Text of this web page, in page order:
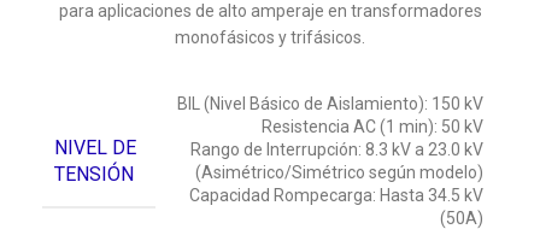
para aplicaciones de alto amperaje en transformadores
monofásicos y trifásicos.
NIVEL DE
TENSIÓN
BIL (Nivel Básico de Aislamiento): 150 kV
Resistencia AC (1 min): 50 kV
Rango de Interrupción: 8.3 kV a 23.0 kV
(Asimétrico/Simétrico según modelo)
Capacidad Rompecarga: Hasta 34.5 kV
(50A)